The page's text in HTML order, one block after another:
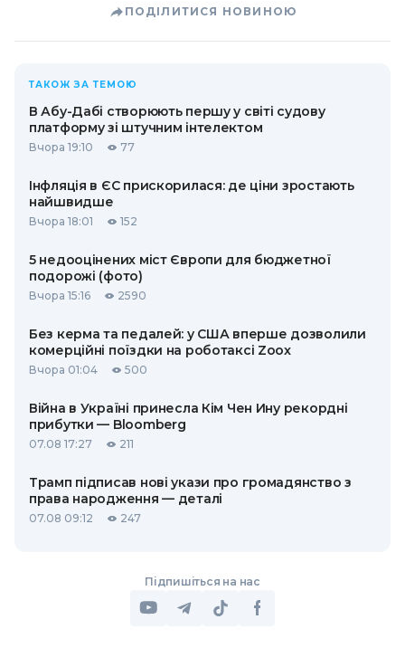
ПОДІЛИТИСЯ НОВИНОЮ
ТАКОЖ ЗА ТЕМОЮ
В Абу-Дабі створюють першу у світі судову
платформу зі штучним інтелектом
Вчора 19:10 77
Інфляція в ЄС прискорилася: де ціни зростають
найшвидше
Вчора 18:01 152
5 недооцінених міст Європи для бюджетної
подорожі (фото)
Вчора 15:16 2590
Без керма та педалей: у США вперше дозволили
комерційні поїздки на роботаксі Zoox
Вчора 01:04 500
Війна в Україні принесла Кім Чен Ину рекордні
прибутки — Bloomberg
07.08 17:27 211
Трамп підписав нові укази про громадянство з
права народження — деталі
07.08 09:12 247
Підпишіться на нас